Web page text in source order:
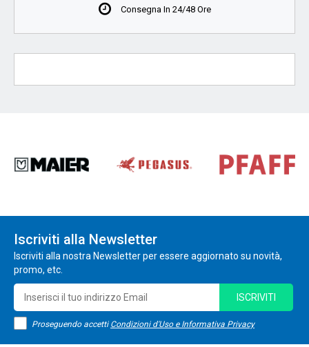
Consegna In 24/48 Ore
Iscriviti alla Newsletter
Iscriviti alla nostra Newsletter per essere aggiornato su novità,
promo, etc.
Proseguendo accetti Condizioni d'Uso e Informativa Privacy
ISCRIVITI